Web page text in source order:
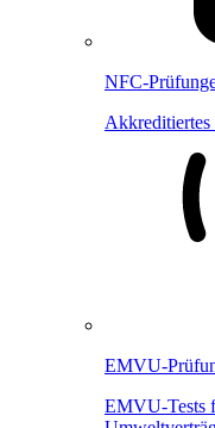
NFC-
EMVU-
EMVU-Tests